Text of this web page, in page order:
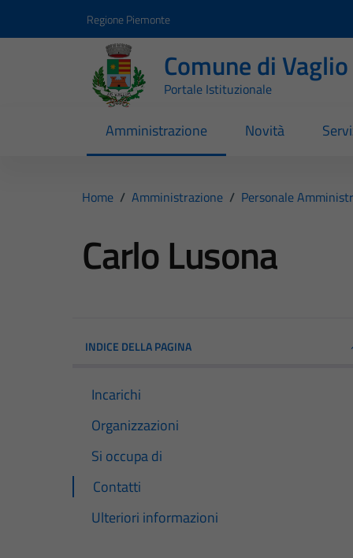
Regione Piemonte
Comune di
Portale Istituzionale
Amministrazione Novità
Home / Amministrazione / Personale
Carlo Lusona
INDICE DELLA PAGINA
Incarichi
Organizzazioni
Si occupa di
Contatti
Ulteriori informazioni